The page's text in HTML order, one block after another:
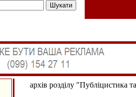
архів розділу "Публіцистика